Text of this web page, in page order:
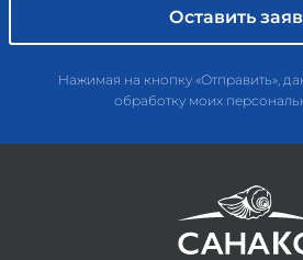
Нажимая на кнопку «Отправить»,
обработку моих